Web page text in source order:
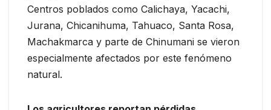
Centros poblados como Calichaya, Yacachi,
Jurana, Chicanihuma, Tahuaco, Santa Rosa,
Machakmarca y parte de Chinumani se vieron
especialmente afectados por este fenómeno
natural.